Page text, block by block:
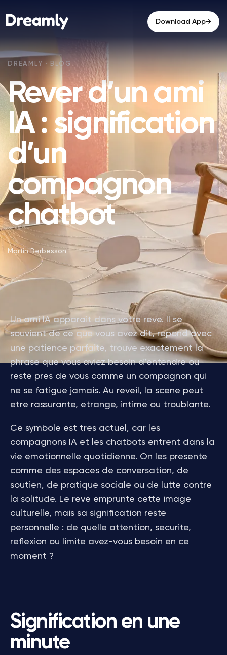
Download App→
Rever d’un ami
IA : signification
d’un
compagnon
chatbot
Martin Berbesson
Un ami IA apparait dans votre reve. Il se
souvient de ce que vous avez dit, repond avec
une patience parfaite, trouve exactement la
phrase que vous aviez besoin d’entendre ou
reste pres de vous comme un compagnon qui
ne se fatigue jamais. Au reveil, la scene peut
etre rassurante, etrange, intime ou troublante.
Ce symbole est tres actuel, car les
compagnons IA et les chatbots entrent dans la
vie emotionnelle quotidienne. On les presente
comme des espaces de conversation, de
soutien, de pratique sociale ou de lutte contre
la solitude. Le reve emprunte cette image
culturelle, mais sa signification reste
personnelle : de quelle attention, securite,
reflexion ou limite avez-vous besoin en ce
moment ?
Signification en une
minute